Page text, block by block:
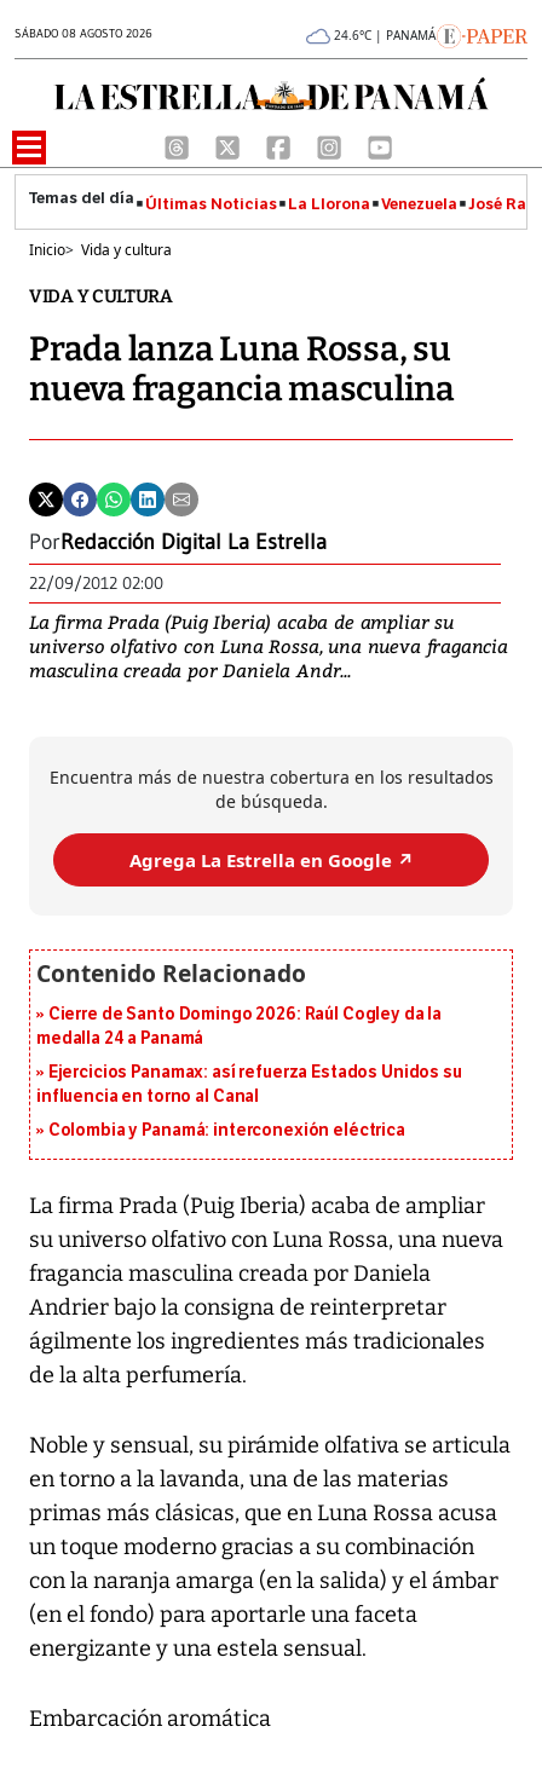
SÁBADO 08 AGOSTO 2026 24.6°C | PANAMÁ
Últimas Noticias La Llorona Venezuela José
Inicio> Vida y cultura
VIDA Y CULTURA
Prada lanza Luna Rossa, su
nueva fragancia masculina
PorRedacción Digital La Estrella
22/09/2012 02:00
La firma Prada (Puig Iberia) acaba de ampliar su
universo olfativo con Luna Rossa, una nueva fragancia
masculina creada por Daniela Andr...
Encuentra más de nuestra cobertura en los resultados
de búsqueda.
Agrega La Estrella en Google ↗️
Cierre de Santo Domingo 2026: Raúl Cogley da la
medalla 24 a Panamá
Ejercicios Panamax: así refuerza Estados Unidos su
influencia en torno al Canal
Colombia y Panamá: interconexión eléctrica
La firma Prada (Puig Iberia) acaba de ampliar
su universo olfativo con Luna Rossa, una nueva
fragancia masculina creada por Daniela
Andrier bajo la consigna de reinterpretar
ágilmente los ingredientes más tradicionales
de la alta perfumería.
Noble y sensual, su pirámide olfativa se articula
en torno a la lavanda, una de las materias
primas más clásicas, que en Luna Rossa acusa
un toque moderno gracias a su combinación
con la naranja amarga (en la salida) y el ámbar
(en el fondo) para aportarle una faceta
energizante y una estela sensual.
Embarcación aromática